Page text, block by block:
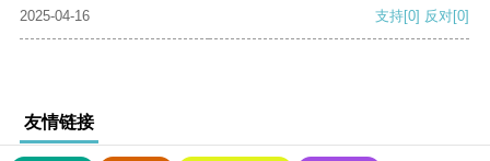
2025-04-16 支持[0] 反对[0]
友情链接